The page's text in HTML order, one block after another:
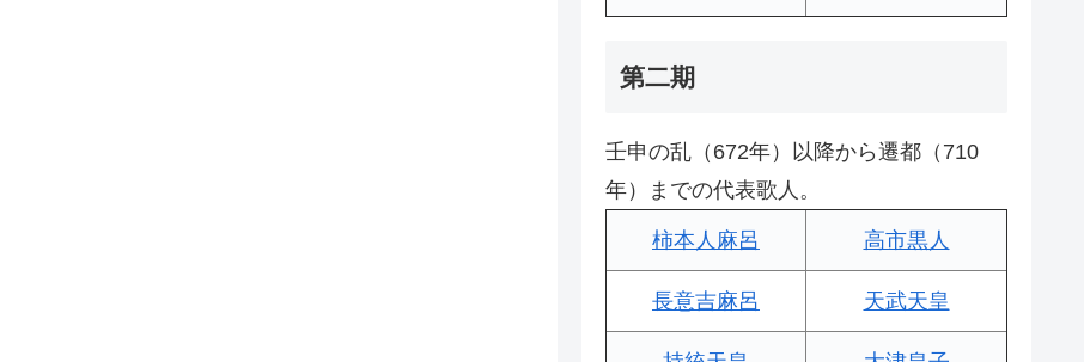
第二期
壬申の乱（672年）以降から遷都（710
年）までの代表歌人。
柿本人麻呂 高市黒人
長意吉麻呂 天武天皇